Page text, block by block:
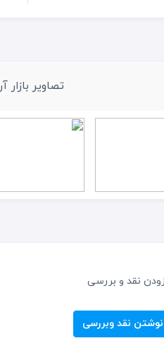
تصاویر بازار
نقد و بررسی
نوشتن نقد وبررسی